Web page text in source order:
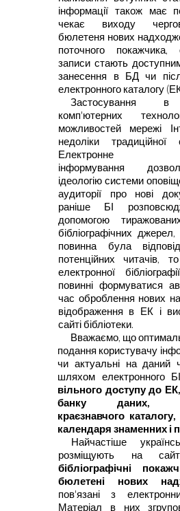
інформації також має
чекає виходу
бюлетеня нових
поточного покажчика,
записи стають
занесення в БД чи
електронного каталогу
Застосування в
комп'ютерних
можливостей мережі
недоліки
Електронне
інформування
ідеологію системи
аудиторії про нові
раніше БІ
допомогою
бібліографічних джерел,
повинна була
потенційних читачів,
електронної
повинні формуватися
час оброблення нових
відображення в ЕК і
сайті бібліотеки.
Вважаємо, що
подання користувачу
чи актуальні на даний
шляхом електронного
вільного доступу до
банку даних,
краєзнавчого
календаря знаменних і
Найчастіше
розміщують на
бібліографічні
бюлетені нових
пов'язані з
Матеріал в них